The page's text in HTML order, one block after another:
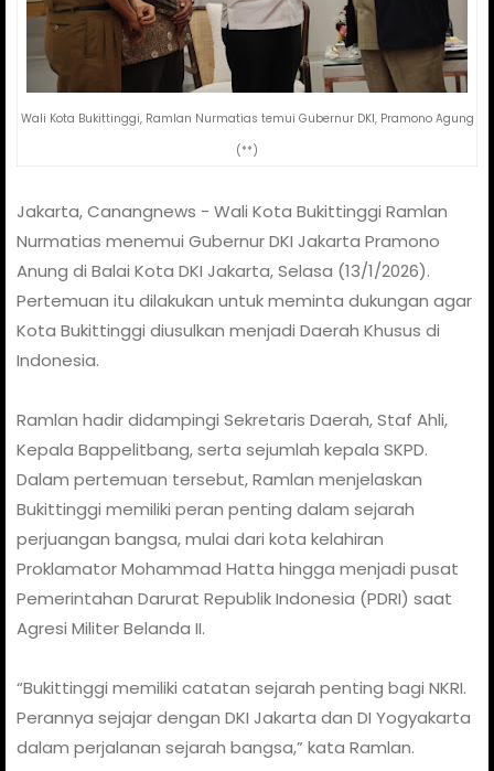
Wali Kota Bukittinggi, Ramlan Nurmatias temui Gubernur DKI, Pramono Agung
(**)
Jakarta, Canangnews - Wali Kota Bukittinggi Ramlan
Nurmatias menemui Gubernur DKI Jakarta Pramono
Anung di Balai Kota DKI Jakarta, Selasa (13/1/2026).
Pertemuan itu dilakukan untuk meminta dukungan agar
Kota Bukittinggi diusulkan menjadi Daerah Khusus di
Indonesia.
Ramlan hadir didampingi Sekretaris Daerah, Staf Ahli,
Kepala Bappelitbang, serta sejumlah kepala SKPD.
Dalam pertemuan tersebut, Ramlan menjelaskan
Bukittinggi memiliki peran penting dalam sejarah
perjuangan bangsa, mulai dari kota kelahiran
Proklamator Mohammad Hatta hingga menjadi pusat
Pemerintahan Darurat Republik Indonesia (PDRI) saat
Agresi Militer Belanda II.
“Bukittinggi memiliki catatan sejarah penting bagi NKRI.
Perannya sejajar dengan DKI Jakarta dan DI Yogyakarta
dalam perjalanan sejarah bangsa,” kata Ramlan.